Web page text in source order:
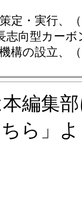
定・実行、
志向型カー
構の設立、
編集
ちら」